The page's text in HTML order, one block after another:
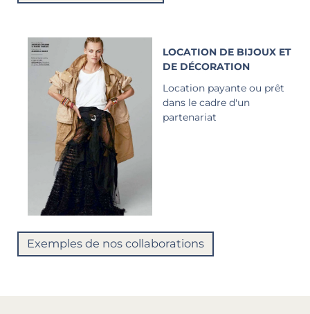
LOCATION DE BIJOUX ET
DE DÉCORATION
Location payante ou prêt
dans le cadre d'un
partenariat
Exemples de nos collaborations